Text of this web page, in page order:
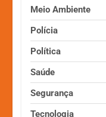
Meio Ambiente
Polícia
Política
Saúde
Segurança
Tecnologia